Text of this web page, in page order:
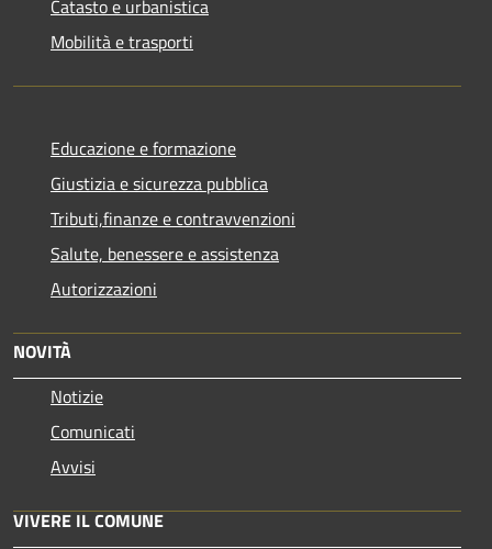
Catasto e urbanistica
Mobilità e trasporti
Educazione e formazione
Giustizia e sicurezza pubblica
Tributi,finanze e contravvenzioni
Salute, benessere e assistenza
Autorizzazioni
NOVITÀ
Notizie
Comunicati
Avvisi
VIVERE IL COMUNE